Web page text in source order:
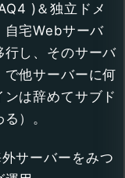
)＆独立ドメ
自宅Webサーバ
行し、そのサーバ
他サーバーに何
は辞めてサブド
）。
サーバーをみつ